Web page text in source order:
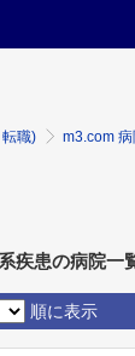
職)
m3.com
疾患の病院一
順に表示